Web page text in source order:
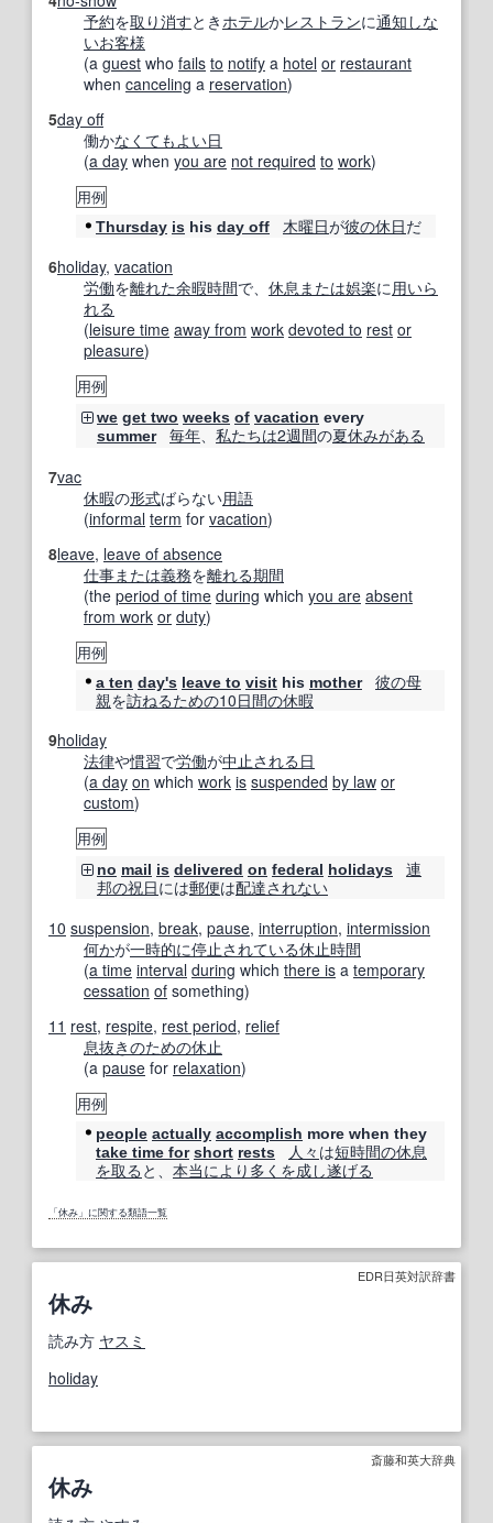
予約を取り消すとき ホテルかレストランに通知 しな
いお客様
(a guest who fails to notify a hotel or restaurant
when canceling a reservation)
5day off
働かなくてもよい日
(a day when you are not required to work)
用例
Thursday is his day off 木曜日が彼の休日だ
6holiday, vacation
労働を離れた余暇時間で、 休息 または娯楽に 用いら
れる
(leisure time away from work devoted to rest or
pleasure)
用例
we get two weeks of vacation every
summer
毎年 私たちは2週間の夏休みがある
7vac
休暇の形式ばらない用語
(informal term for vacation)
8leave, leave of absence
仕事または義務を離れる期間
(the period of time during which you are absent
from work or duty)
用例
a ten day's leave to visit his mother 彼の母
親を訪ねるための10日間の休暇
9holiday
法律や慣習で労働が中止される 日
(a day on which work is suspended by law or
custom)
用例
no mail is delivered on federal holidays
連
邦の祝日には郵便は配達されない
10 suspension, break, pause, interruption, intermission
何かが一時的に停止されている休止時間
(a time interval during which there is a temporary
cessation of something)
11 rest, respite, rest period, relief
息抜きのための休止
(a pause for relaxation)
用例
people actually accomplish more when they
take time for short rests 人々 は短時間の休息
を取る と、 本当に より多く を成し遂げる
「休み」に関する類語一覧
EDR日英対訳辞書
休み
読み方 ヤスミ
holiday
斎藤和英大辞典
休み